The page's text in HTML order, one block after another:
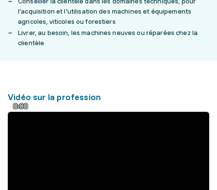
l'acquisition et l'utilisation des machines et équipements
agricoles, viticoles ou forestiers
Livrer, au besoin, les machines neuves ou réparées chez la
clientèle
Vidéo sur la profession
0:00